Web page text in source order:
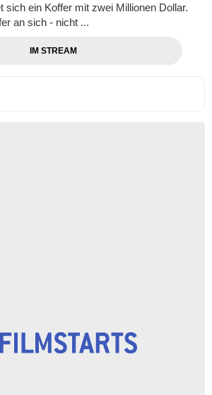
sich ein Koffer mit zwei Millionen Dollar.
an sich - nicht ...
IM STREAM